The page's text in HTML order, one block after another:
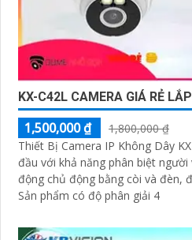
KX-C42L CAMERA GIÁ RẺ
1,500,000 ₫
1,800,000 ₫
Thiết Bị Camera IP Không Dây
đầu với khả năng phân biệt
động chủ động bằng còi và đèn,
Sản phẩm có độ phân giải 4